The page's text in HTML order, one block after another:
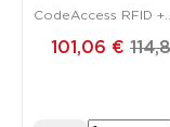
CodeAccess RFID +
101,06 €